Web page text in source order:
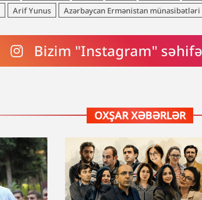
Arif Yunus Azərbaycan Ermənistan münasibətləri
Bizim "Instagram"
OXŞAR XƏBƏRLƏR